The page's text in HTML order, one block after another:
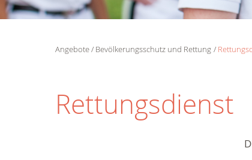
Angebote Bevölkerungsschutz und Rettung
Rettungsdienst